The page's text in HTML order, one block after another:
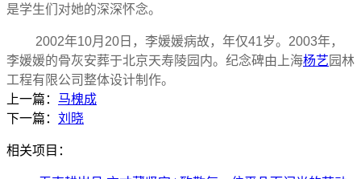
是学生们对她的深深怀念。
2002年10月20日 ， 李媛媛病故，年仅41岁。2003年，
李媛媛的骨灰安葬于北京天寿陵园内。纪念碑由上海杨艺 园林
工程有限公司整体设计制作。
上一篇： 马槐成
下一篇： 刘晓
相关项目：